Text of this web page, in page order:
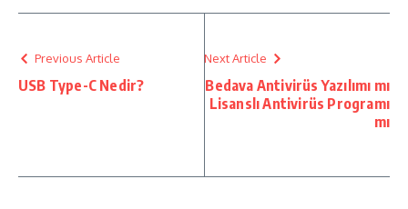
Previous Article
USB Type-C Nedir?
Next Article
Bedava Antivirüs Yazılımı mı
Lisanslı Antivirüs Programı
mı